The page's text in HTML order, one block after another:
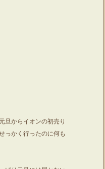
旦からイオンの初売り
っかく行ったのに何も